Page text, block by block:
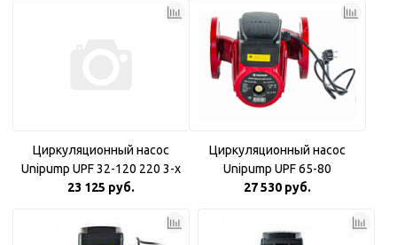
Циркуляционный насос
Unipump UPF 32-120 220 3-х
скоростной
23 125 руб.
Циркуляционный насос
Unipump UPF 65-80
27 530 руб.